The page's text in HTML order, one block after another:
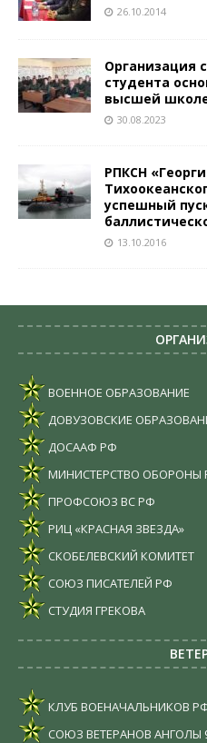
26.10.2014
Организация
студента
высшей
30.08.2023
РПКСН
успешный
13.10.2016
ВОЕННОЕ ОБРАЗОВАНИЕ
ДОВУЗОВСКИЕ
ДОСААФ РФ
МИНИСТЕРСТВО ОБОРОНЫ
ПРОФСОЮЗ ВС РФ
РИЦ «КРАСНАЯ ЗВЕЗДА»
СКОБЕЛЕВСКИЙ КОМИТЕТ
СОЮЗ ПИСАТЕЛЕЙ РФ
СТУДИЯ ГРЕКОВА
КЛУБ ВОЕНАЧАЛЬНИКОВ
СОЮЗ ВЕТЕРАНОВ АНГОЛЫ